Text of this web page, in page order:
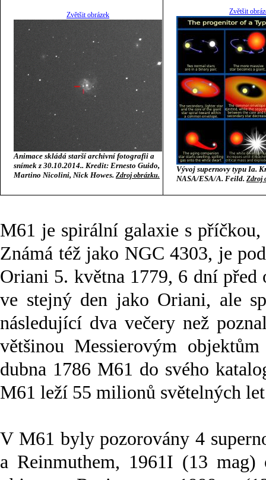
Zvětšit obrázek
Animace skládá starší archivní fotografii a
snímek z 30.10.2014.. Kredit: Ernesto Guido,
Martino Nicolini, Nick Howes. Zdroj obrázku.
Zvětšit
Vývoj supernovy typu Ia.
NASA/ESA/A. Feild. Zdroj
M61 je spirální galaxie s
Známá též jako NGC 4303, je
Oriani 5. května 1779, 6 dní
ve stejný den jako Oriani, ale
následující dva večery než
většinou Messierovým
dubna 1786 M61 do svého
M61 leží 55 milionů světelných let
V M61 byly pozorovány 4
a Reinmuthem, 1961I (13 mag)